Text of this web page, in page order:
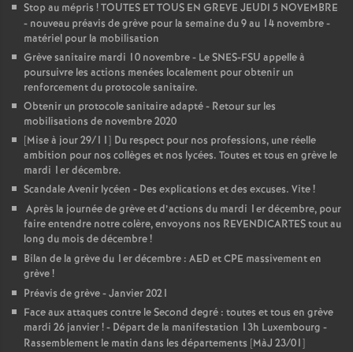
Stop au mépris ! TOUTES ET TOUS EN GREVE JEUDI 5 NOVEMBRE
- nouveau préavis de grève pour la semaine du 9 au 14 novembre -
matériel pour la mobilisation
Grève sanitaire mardi 10 novembre - Le SNES-FSU appelle à
poursuivre les actions menées localement pour obtenir un
renforcement du protocole sanitaire.
Obtenir un protocole sanitaire adapté - Retour sur les
mobilisations de novembre 2020
[Mise à jour 29/11] Du respect pour nos professions, une réelle
ambition pour nos collèges et nos lycées. Toutes et tous en grève le
mardi 1er décembre.
Scandale Avenir lycéen - Des explications et des excuses. Vite!
Après la journée de grève et d’actions du mardi 1er décembre, pour
faire entendre notre colère, envoyons nos REVENDICARTES tout au
long du mois de décembre!
Bilan de la grève du 1er décembre : AED et CPE massivement en
grève!
Préavis de grève - Janvier 2021
Face aux attaques contre le Second degré : toutes et tous en grève
mardi 26 janvier! - Départ de la manifestation 13h Luxembourg -
Rassemblement le matin dans les départements [MàJ 23/01]